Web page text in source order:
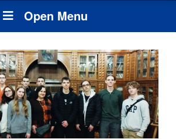
Open Menu